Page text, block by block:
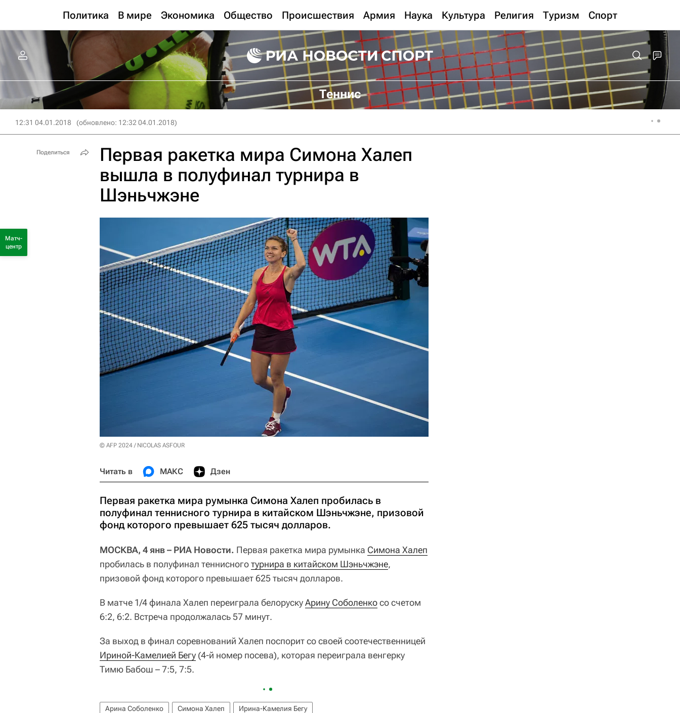
Политика В мире Экономика Общество Происшествия Армия Наука Культура Религия Туризм Спорт
Теннис
12:31 04.01.2018 (обновлено: 12:32 04.01.2018)
Первая ракетка мира Симона Халеп
вышла в полуфинал турнира в
Шэньчжэне
© AFP 2024 / NICOLAS ASFOUR
Читать в МАКС Дзен
Первая ракетка мира румынка Симона Халеп пробилась в
полуфинал теннисного турнира в китайском Шэньчжэне, призовой
фонд которого превышает 625 тысяч долларов.
МОСКВА, 4 янв – РИА Новости. Первая ракетка мира румынка Симона Халеп
пробилась в полуфинал теннисноготурнира в китайском Шэньчжэне,
призовой фонд которого превышает 625 тысяч долларов.
В матче 1/4 финала Халеп переиграла белорускуАрину Соболенкосо счетом
6:2, 6:2. Встреча продолжалась 57 минут.
За выход в финал соревнований Халеп поспорит со своей соотечественницей
Ириной-Камелией Бегу (4-й номер посева), которая переиграла венгерку
Тимю Бабош – 7:5, 7:5.
Арина Соболенко Симона Халеп Ирина-Камелия Бегу
Поделиться
Матч-
центр